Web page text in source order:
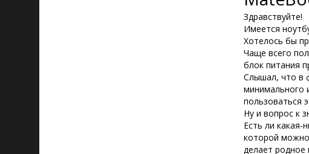
Здравствуйте!
Имеется
Хотелось бы
Чаще всего
блок питания
Слышал, что в
минимального
пользоваться
Ну и вопрос к
Есть ли какая-
которой можно
делает родное